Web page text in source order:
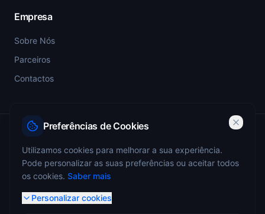
Empresa
Sobre Nós
Parceiros
Contactos
ANEPC — Portaria 773/2009 — Registo nº 4349
Preferências de Cookies
Utilizamos cookies para melhorar a sua experiência.
Pode personalizar as suas preferências ou aceitar todos
os cookies. Saber mais
Personalizar cookies